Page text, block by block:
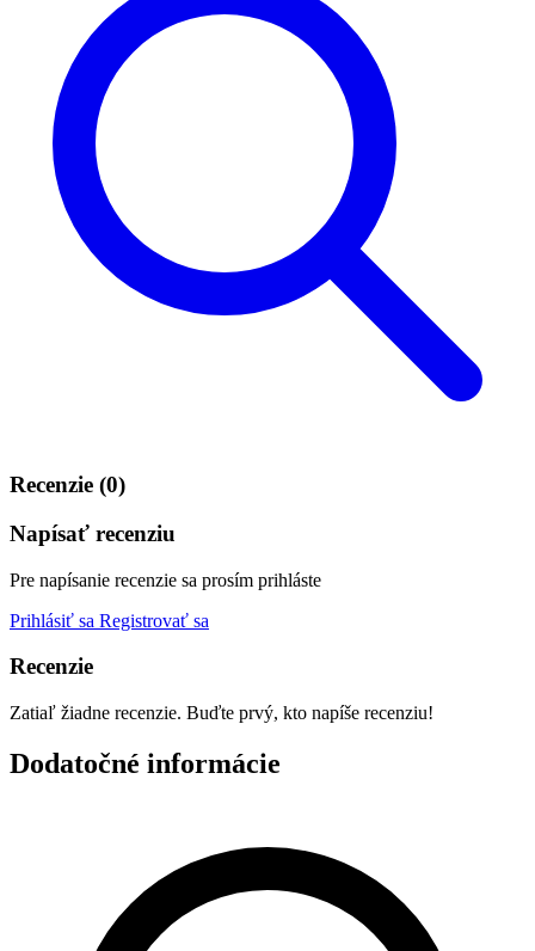
Recenzie (0)
Napísať recenziu
Pre napísanie recenzie sa prosím prihláste
Prihlásiť sa Registrovať sa
Recenzie
Zatiaľ žiadne recenzie. Buďte prvý, kto napíše recenziu!
Dodatočné informácie